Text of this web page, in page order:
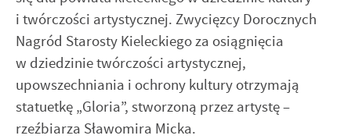
i twórczości artystycznej. Zwycięzcy Dorocznych
Nagród Starosty Kieleckiego za osiągnięcia
w dziedzinie twórczości artystycznej,
upowszechniania i ochrony kultury otrzymają
statuetkę „Gloria”, stworzoną przez artystę –
rzeźbiarza Sławomira Micka.